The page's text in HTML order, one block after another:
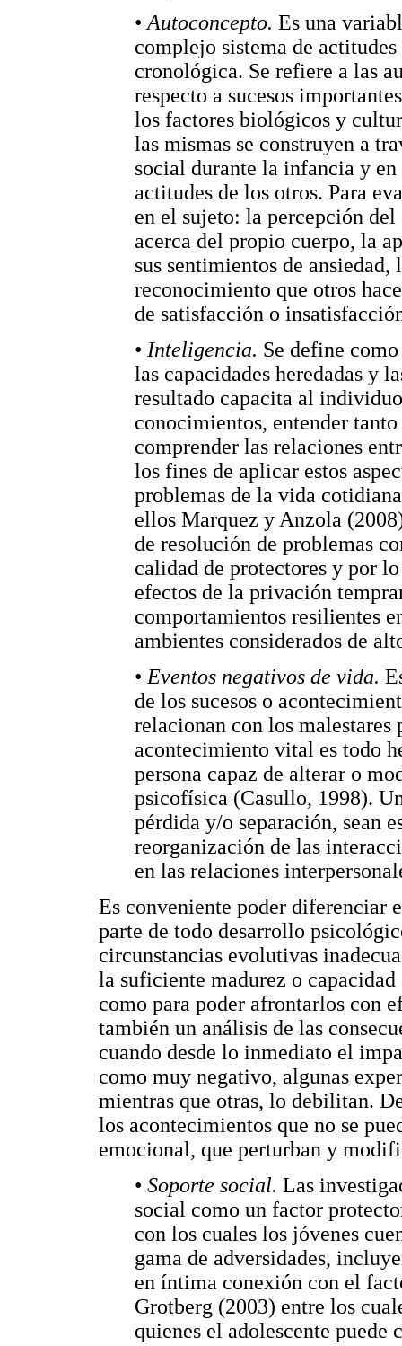
•Autoconcepto. Es una
complejo sistema de
cronológica. Se refiere a las
respecto a sucesos
los factores biológicos y
las mismas se construyen a
social durante la infancia y
actitudes de los otros. Para
en el sujeto: la percepción
acerca del propio cuerpo, la
sus sentimientos de ansiedad,
reconocimiento que otros
de satisfacción o
• Inteligencia. Se define
las capacidades heredadas y
resultado capacita al
conocimientos, entender
comprender las relaciones
los fines de aplicar estos
problemas de la vida
ellos Marquez y Anzola
de resolución de problemas
calidad de protectores y por
efectos de la privación
comportamientos resilientes
ambientes considerados de
• Eventos negativos de vida.
de los sucesos o
relacionan con los malestares
acontecimiento vital es todo
persona capaz de alterar o
psicofísica (Casullo, 1998).
pérdida y/o separación, sean
reorganización de las
en las relaciones
Es conveniente poder diferenciar
parte de todo desarrollo
circunstancias evolutivas
la suficiente madurez o
como para poder afrontarlos con
también un análisis de las
cuando desde lo inmediato el
como muy negativo, algunas
mientras que otras, lo debilitan.
los acontecimientos que no se
emocional, que perturban y
• Soporte social. Las
social como un factor
con los cuales los jóvenes
gama de adversidades,
en íntima conexión con el
Grotberg (2003) entre los
quienes el adolescente